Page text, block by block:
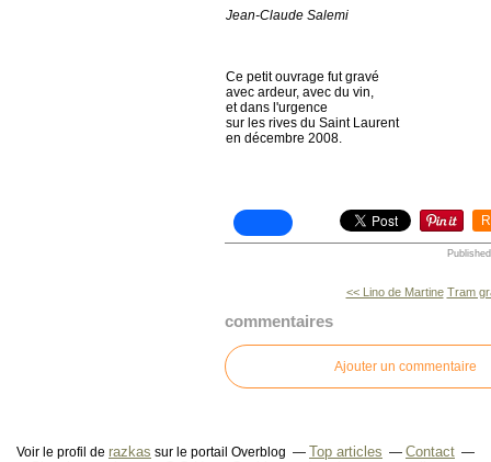
Jean-Claude Salemi
Ce petit ouvrage fut gravé
avec ardeur, avec du vin,
et dans l'urgence
sur les rives du Saint Laurent
en décembre 2008.
<< Lino de Martine Tram
commentaires
Ajouter un commentaire
Voir le profil de razkas sur le portail Overblog Top articles
Contact